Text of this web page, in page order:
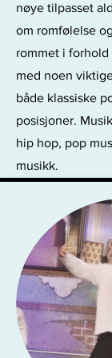
nøye tilpasset
om romfølelse
rommet i
med noen
både klassiske
posisjoner.
hip hop, pop
musikk.